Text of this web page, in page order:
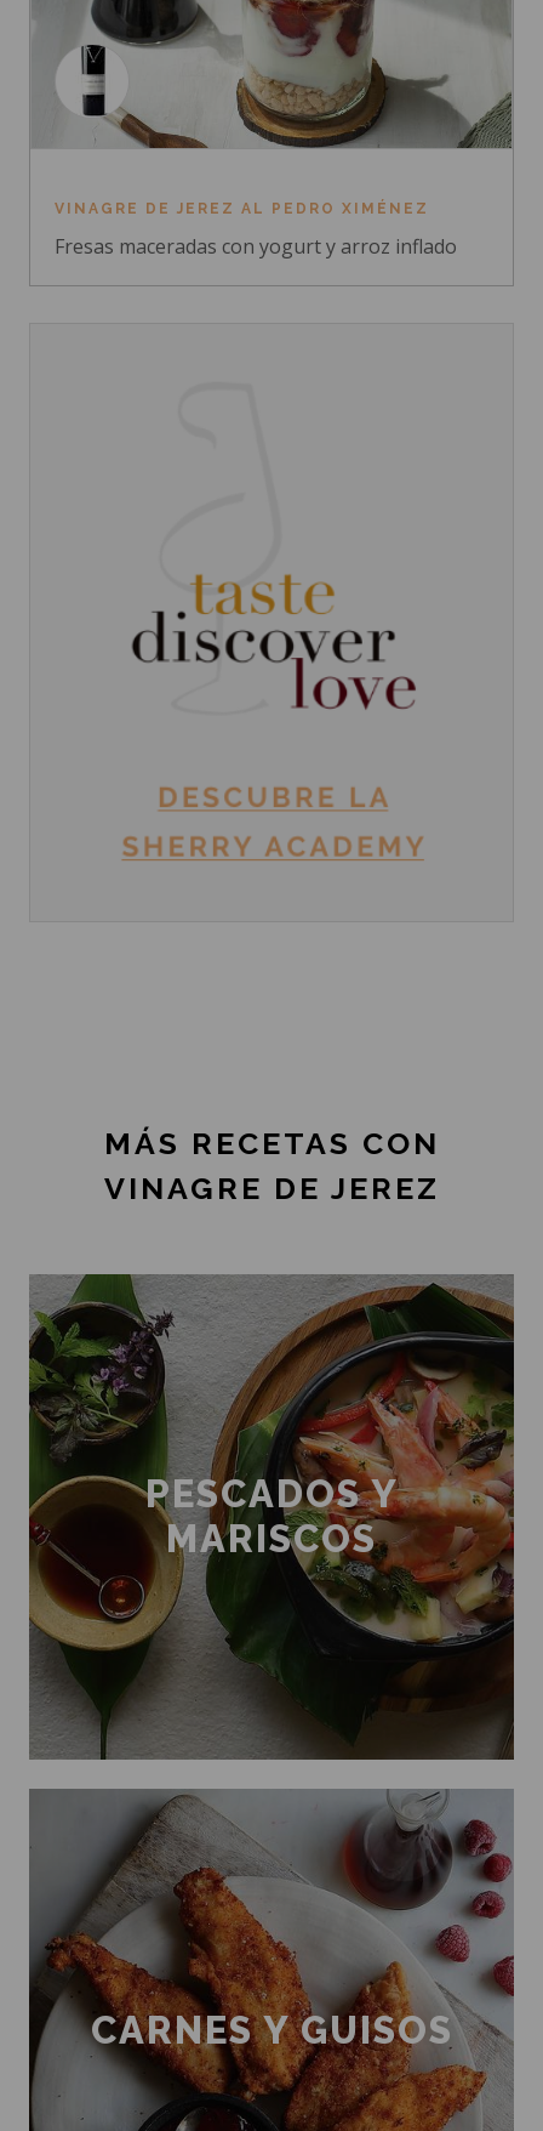
VINAGRE DE JEREZ AL PEDRO XIMÉNEZ
Fresas maceradas con yogurt y arroz inflado
MÁS RECETAS CON
VINAGRE DE JEREZ
PESCADOS Y
MARISCOS
CARNES Y GUISOS